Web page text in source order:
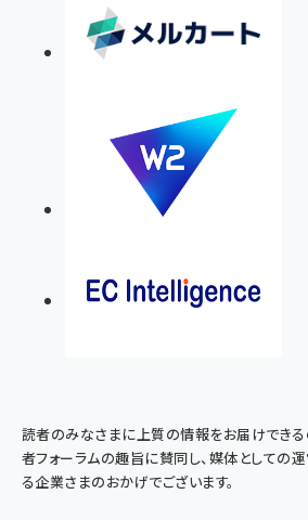
読者のみなさまに上質の情報をお届けできる
者フォーラムの趣旨に賛同し、媒体としての
る企業さまのおかげでございます。